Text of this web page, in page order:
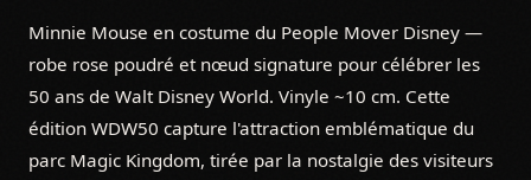
Minnie Mouse en costume du People Mover Disney —
robe rose poudré et nœud signature pour célébrer les
50 ans de Walt Disney World. Vinyle ~10 cm. Cette
édition WDW50 capture l'attraction emblématique du
parc Magic Kingdom, tirée par la nostalgie des visiteurs